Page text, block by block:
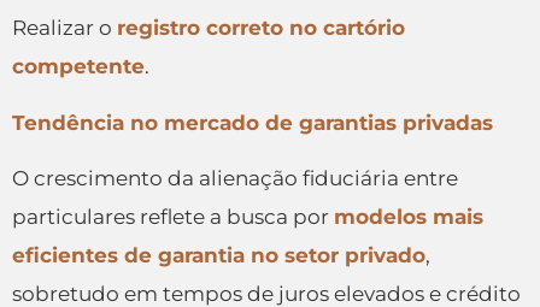
Realizar o registro correto no cartório
competente.
Tendência no mercado de garantias privadas
O crescimento da alienação fiduciária entre
particulares reflete a busca por modelos mais
eficientes de garantia no setor privado,
sobretudo em tempos de juros elevados e crédito